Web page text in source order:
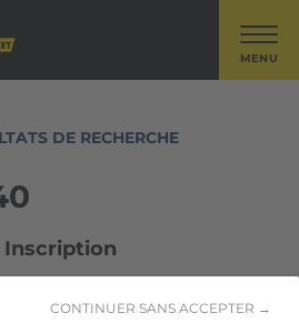
CONTINUER SANS ACCEPTER →
MENU
DE RECHERCHE
Inscription